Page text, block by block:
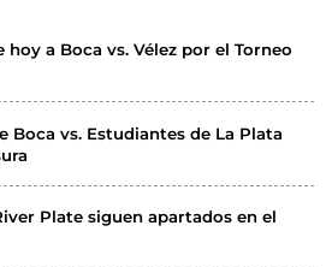
a Boca vs. Vélez por el Torneo
Boca vs. Estudiantes de La Plata
Plate siguen apartados en el